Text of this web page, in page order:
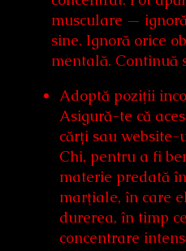
musculare —
sine. Ignoră orice
mentală. Continuă
Adoptă poziţii
Asigură-te că
cărți sau website-
Chi, pentru a fi
materie predată
marţiale, în care
durerea, în timp
concentrare